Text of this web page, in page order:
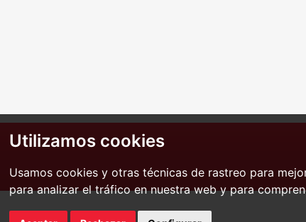
Utilizamos cookies
Usamos cookies y otras técnicas de rastreo para
para analizar el tráfico en nuestra web y para